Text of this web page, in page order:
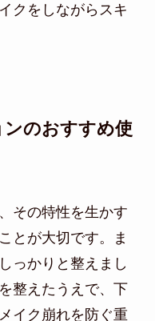
クをしながらスキ
のおすすめ使
その特性を生かす
とが大切です。ま
っかりと整えまし
整えたうえで、下
イク崩れを防ぐ重